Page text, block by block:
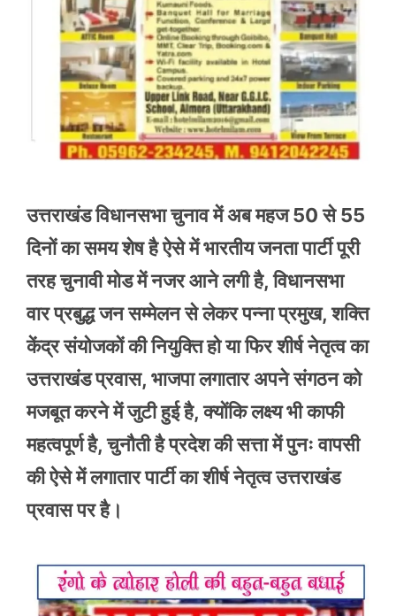
उत्तराखंड विधानसभा चुनाव में अब महज 50 से 55
दिनों का समय शेष है ऐसे में भारतीय जनता पार्टी पूरी
तरह चुनावी मोड में नजर आने लगी है, विधानसभा
वार प्रबुद्ध जन सम्मेलन से लेकर पन्ना प्रमुख, शक्ति
केंद्र संयोजकों की नियुक्ति हो या फिर शीर्ष नेतृत्व का
उत्तराखंड प्रवास, भाजपा लगातार अपने संगठन को
मजबूत करने में जुटी हुई है, क्योंकि लक्ष्य भी काफी
महत्वपूर्ण है, चुनौती है प्रदेश की सत्ता में पुनः वापसी
की ऐसे में लगातार पार्टी का शीर्ष नेतृत्व उत्तराखंड
प्रवास पर है।